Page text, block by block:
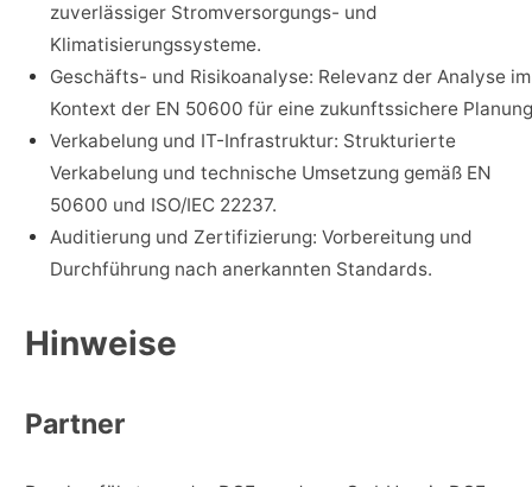
zuverlässiger Stromversorgungs- und
Klimatisierungssysteme.
Geschäfts- und Risikoanalyse: Relevanz der Analyse im
Kontext der EN 50600 für eine zukunftssichere
Verkabelung und IT-Infrastruktur: Strukturierte
Verkabelung und technische Umsetzung gemäß EN
50600 und ISO/IEC 22237.
Auditierung und Zertifizierung: Vorbereitung und
Durchführung nach anerkannten Standards.
Hinweise
Partner